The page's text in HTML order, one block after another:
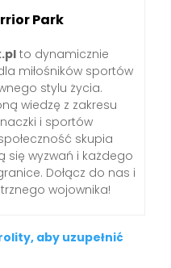
Park
to dynamicznie
miłośników sportów
stylu życia.
wiedzę z zakresu
i sportów
skupia
się wyzwań i każdego
Dołącz do nas i
wojownika!
aby uzupełnić